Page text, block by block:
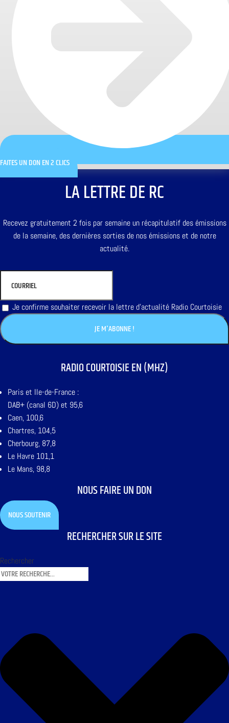
FAITES UN DON EN 2 CLICS
LA LETTRE DE RC
Recevez gratuitement 2 fois par semaine un récapitulatif des émissions
de la semaine, des dernières sorties de nos émissions et de notre
actualité.
Je confirme souhaiter recevoir la lettre d'actualité Radio Courtoisie
RADIO COURTOISIE EN (MHZ)
Paris et Ile-de-France :
DAB+ (canal 6D) et 95,6
Caen, 100,6
Chartres, 104,5
Cherbourg, 87,8
Le Havre 101,1
Le Mans, 98,8
NOUS FAIRE UN DON
NOUS SOUTENIR
RECHERCHER SUR LE SITE
Rechercher